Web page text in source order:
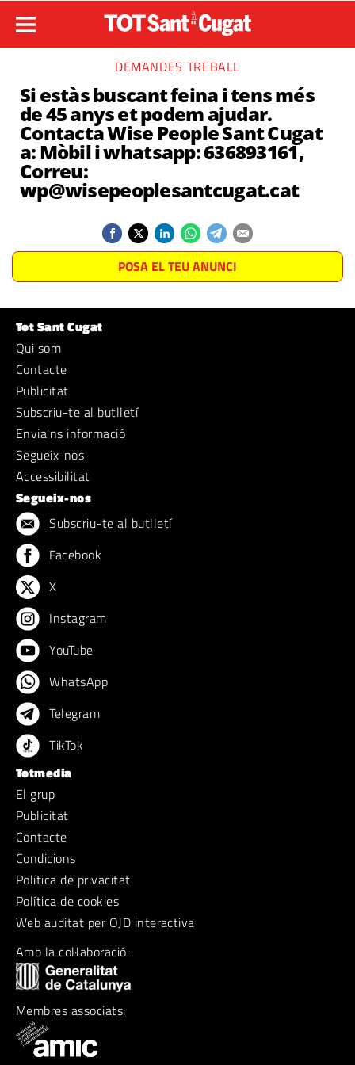
DEMANDES TREBALL
Si estàs buscant feina i tens més
de 45 anys et podem ajudar.
Contacta Wise People Sant Cugat
a: Mòbil i whatsapp: 636893161,
Correu:
wp@wisepeoplesantcugat.cat
POSA EL TEU ANUNCI
Tot Sant Cugat
Qui som
Contacte
Publicitat
Subscriu-te al butlletí
Envia'ns informació
Segueix-nos
Accessibilitat
Segueix-nos
Subscriu-te al butlletí
Facebook
X
Instagram
YouTube
WhatsApp
Telegram
TikTok
Totmedia
El grup
Publicitat
Contacte
Condicions
Política de privacitat
Política de cookies
Web auditat per OJD interactiva
Amb la col·laboració:
Membres associats: